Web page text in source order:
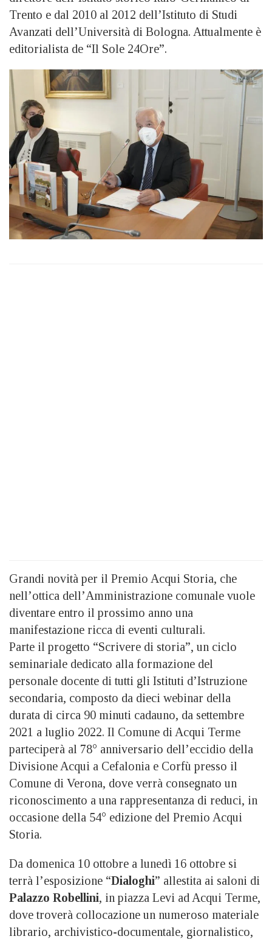
Trento e dal 2010 al 2012 dell’Istituto di Studi
Avanzati dell’Università di Bologna. Attualmente è
editorialista de “Il Sole 24Ore”.
Grandi novità per il Premio Acqui Storia, che
nell’ottica dell’Amministrazione comunale vuole
diventare entro il prossimo anno una
manifestazione ricca di eventi culturali.
Parte il progetto “Scrivere di storia”, un ciclo
seminariale dedicato alla formazione del
personale docente di tutti gli Istituti d’Istruzione
secondaria, composto da dieci webinar della
durata di circa 90 minuti cadauno, da settembre
2021 a luglio 2022. Il Comune di Acqui Terme
parteciperà al 78° anniversario dell’eccidio della
Divisione Acqui a Cefalonia e Corfù presso il
Comune di Verona, dove verrà consegnato un
riconoscimento a una rappresentanza di reduci, in
occasione della 54° edizione del Premio Acqui
Storia.
Da domenica 10 ottobre a lunedì 16 ottobre si
terrà l’esposizione “Dialoghi” allestita ai saloni di
Palazzo Robellini, in piazza Levi ad Acqui Terme,
dove troverà collocazione un numeroso materiale
librario, archivistico-documentale, giornalistico,